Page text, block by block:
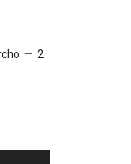
2